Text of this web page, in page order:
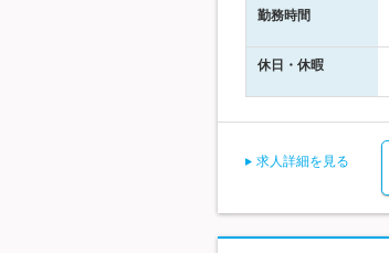
勤務時間
休日・休暇
求人詳細を見る